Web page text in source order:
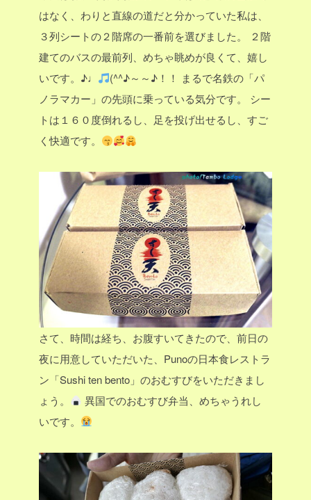
はなく、わりと直線の道だと分かっていた私は、
３列シートの２階席の一番前を選びました。
２階
建てのバスの最前列、めちゃ眺めが良くて、嬉し
いです。♪♩
(^^♪～～♪！！
まるで名鉄の「パ
ノラマカー」の先頭に乗っている気分です。
シー
トは１６０度倒れるし、足を投げ出せるし、すご
く快適です。
さて、時間は経ち、お腹すいてきたので、前日の
夜に用意していただいた、Punoの日本食レストラ
ン「Sushi ten bento」のおむすびをいただきまし
ょう。
異国でのおむすび弁当、めちゃうれし
いです。